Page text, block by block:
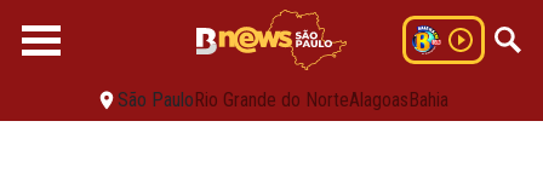
São PauloRio Grande do NorteAlagoasBahia